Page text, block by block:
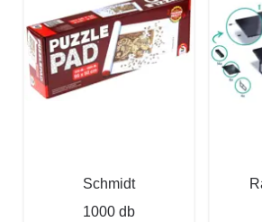
Schmidt
1000 db